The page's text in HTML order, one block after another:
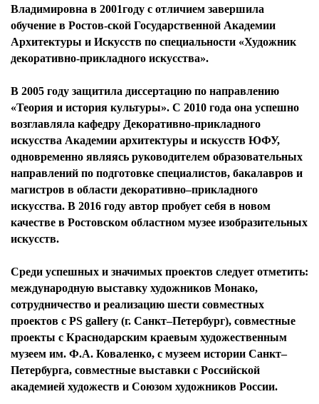
Владимировна в 2001году с отличием завершила
обучение в Ростов-ской Государственной Академии
Архитектуры и Искусств по специальности «Художник
декоративно-прикладного искусства».
В 2005 году защитила диссертацию по направлению
«Теория и история культуры». С 2010 года она успешно
возглавляла кафедру Декоративно-прикладного
искусства Академии архитектуры и искусств ЮФУ,
одновременно являясь руководителем образовательных
направлений по подготовке специалистов, бакалавров и
магистров в области декоративно–прикладного
искусства. В 2016 году автор пробует себя в новом
качестве в Ростовском областном музее изобразительных
искусств.
Среди успешных и значимых проектов следует отметить:
международную выставку художников Монако,
сотрудничество и реализацию шести совместных
проектов с PS gallery (г. Санкт–Петербург), совместные
проекты с Краснодарским краевым художественным
музеем им. Ф.А. Коваленко, с музеем истории Санкт–
Петербурга, совместные выставки с Российской
академией художеств и Союзом художников России.